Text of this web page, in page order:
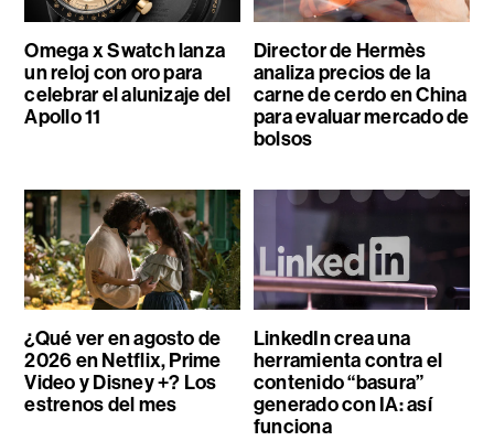
Omega x Swatch lanza
un reloj con oro para
celebrar el alunizaje del
Apollo 11
Director de Hermès
analiza precios de la
carne de cerdo en China
para evaluar mercado de
bolsos
¿Qué ver en agosto de
2026 en Netflix, Prime
Video y Disney +? Los
estrenos del mes
LinkedIn crea una
herramienta contra el
contenido “basura”
generado con IA: así
funciona